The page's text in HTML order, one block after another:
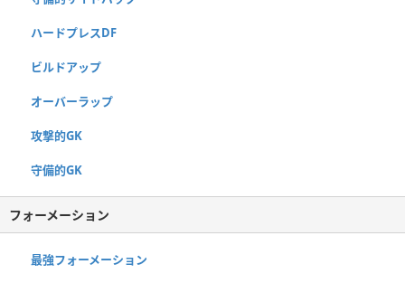
ハードプレスDF
ビルドアップ
オーバーラップ
攻撃的GK
守備的GK
フォーメーション
最強フォーメーション